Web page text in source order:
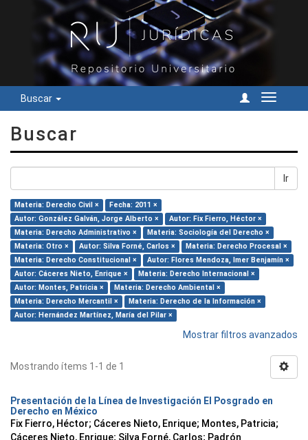
Buscar
Cambiar
Buscar
Ir
Materia: Derecho Civil ×
Fecha: 2011 ×
Autor: González Galván, Jorge Alberto ×
Autor: Fix Fierro, Héctor ×
Materia: Derecho Administrativo ×
Materia: Sociología del Derecho ×
Materia: Otro ×
Autor: Silva Forné, Carlos ×
Materia: Derecho Procesal ×
Materia: Derecho Constitucional ×
Autor: Flores Mendoza, Imer Benjamín ×
Autor: Cáceres Nieto, Enrique ×
Materia: Derecho Internacional ×
Autor: Montes, Patricia ×
Materia: Derecho Ambiental ×
Materia: Derecho Mercantil ×
Materia: Derecho de la Información ×
Autor: Hernández Martínez, María del Pilar ×
Mostrar filtros avanzados
Mostrando ítems 1-1 de 1
Presentación de la Línea de Investigación El Posgrado en
Derecho en México
Fix Fierro, Héctor; Cáceres Nieto, Enrique; Montes, Patricia;
Cáceres Nieto, Enrique; Silva Forné, Carlos; Padrón